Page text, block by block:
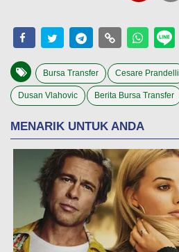
Bursa Transfer Cesare Prandelli
Dusan Vlahovic Berita Bursa Transfer